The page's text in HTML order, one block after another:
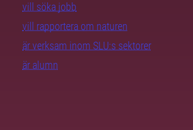
vill söka jobb
vill rapportera om naturen
är verksam inom SLU:s sektorer
är alumn